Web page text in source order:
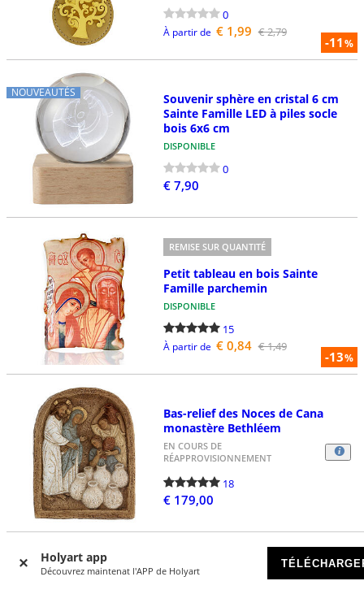
Holyart app
Découvrez maintenat l'APP de Holyart
-11%
0
À partir de € 1,99 € 2,79
NOUVEAUTÉS
Souvenir sphère en cristal 6 cm
Sainte Famille LED à piles socle
bois 6x6 cm
DISPONIBLE
0
€ 7,90
-13%
REMISE SUR QUANTITÉ
Petit tableau en bois Sainte
Famille parchemin
DISPONIBLE
15
À partir de € 0,84 € 1,49
Bas-relief des Noces de Cana
monastère Bethléem
EN COURS DE
RÉAPPROVISIONNEMENT
18
€ 179,00
Remerciement couple personnes